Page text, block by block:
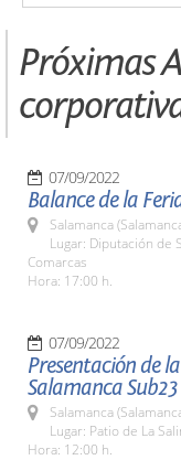
Próximas
07/09/2022
Balance de la
Salamanca
Lugar: Diputación de
Comarcas
Hora: 17:00 h.
07/09/2022
Presentación de
Salamanca Sub23
Salamanca
Lugar: Patio de La
Hora: 12:00 h.